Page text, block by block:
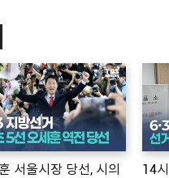
서울시장 당선, 시의
14